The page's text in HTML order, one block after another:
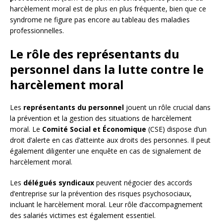
harcèlement moral est de plus en plus fréquente, bien que ce
syndrome ne figure pas encore au tableau des maladies
professionnelles.
Le rôle des représentants du
personnel dans la lutte contre le
harcèlement moral
Les représentants du personnel jouent un rôle crucial dans
la prévention et la gestion des situations de harcèlement
moral. Le Comité Social et Économique (CSE) dispose d’un
droit d’alerte en cas d’atteinte aux droits des personnes. Il peut
également diligenter une enquête en cas de signalement de
harcèlement moral.
Les délégués syndicaux peuvent négocier des accords
d’entreprise sur la prévention des risques psychosociaux,
incluant le harcèlement moral. Leur rôle d’accompagnement
des salariés victimes est également essentiel.